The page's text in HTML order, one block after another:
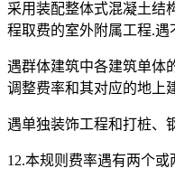
采用装配整体式混凝土结
程取费的室外附属工程.遇
遇群体建筑中各建筑单体
调整费率和其对应的地上
遇单独装饰工程和打桩、
12.本规则费率遇有两个或